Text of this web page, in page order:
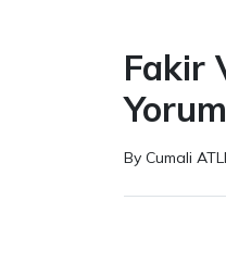
Fakir
By Cumali ATLI